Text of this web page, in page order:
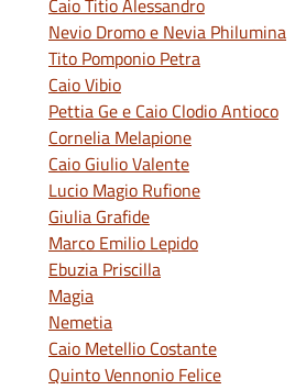
Caio Titio Alessandro
Nevio Dromo e Nevia Philumina
Tito Pomponio Petra
Caio Vibio
Pettia Ge e Caio Clodio Antioco
Cornelia Melapione
Caio Giulio Valente
Lucio Magio Rufione
Giulia Grafide
Marco Emilio Lepido
Ebuzia Priscilla
Magia
Nemetia
Caio Metellio Costante
Quinto Vennonio Felice